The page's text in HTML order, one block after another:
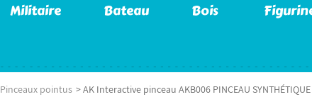
Militaire Bateau Bois
Pinceaux pointus >AK Interactive pinceau AKB006 PINCEAU